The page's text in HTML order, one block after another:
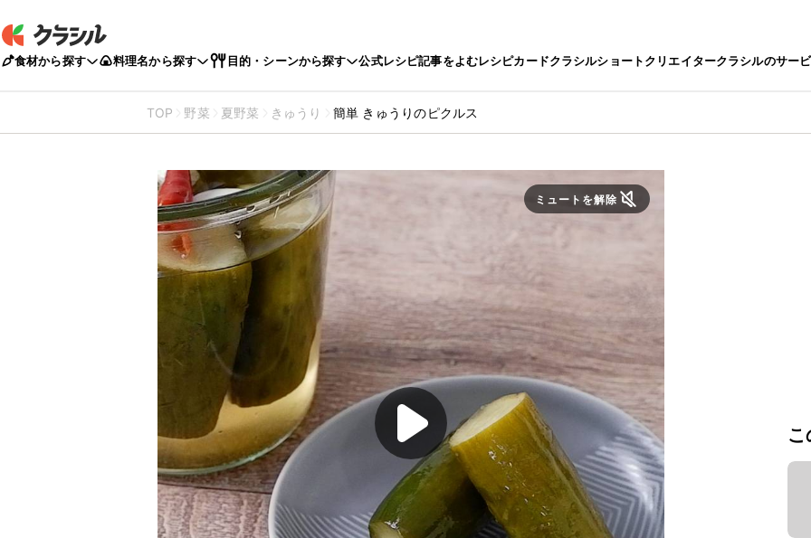
食材から探す 料理名から探す 目的・シーンから探す 公式レシピ記事をよむレシピカードクラシルショートクリエイタークラシルのサー
TOP 野菜 夏野菜 きゅうり 簡単 きゅうりのピクルス
ミュートを解除